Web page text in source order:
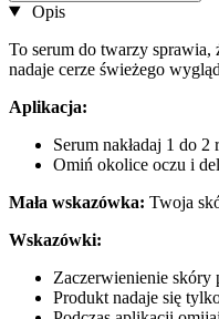
Opis
To serum do twarzy sprawia,
nadaje cerze świeżego
Aplikacja:
Serum nakładaj 1 do
Omiń okolice oczu i
Mała wskazówka: Twoja
Wskazówki:
Zaczerwienienie skóry
Produkt nadaje się